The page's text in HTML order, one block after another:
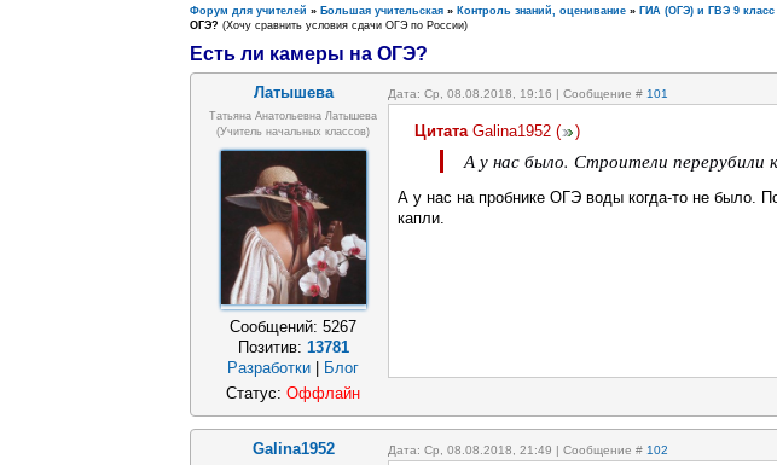
Форум для учителей » Большая учительская » Контроль знаний, оценивание » ГИА (ОГЭ) и ГВЭ 9 класс
ОГЭ? (Хочу сравнить условия сдачи ОГЭ по России)
Есть ли камеры на ОГЭ?
Латышева Дата: Ср, 08.08.2018, 19:16 | Сообщение # 101
Татьяна Анатольевна Латышева
(учитель начальных классов)
Сообщений: 5267
Позитив: 13781
Разработки
Блог
Цитата Galina1952 ( )
А у нас было. Строители перерубили
А у нас на пробнике ОГЭ воды когда-то не было.
капли.
Статус: Оффлайн
Galina1952 Дата: Ср, 08.08.2018, 21:49 | Сообщение # 102